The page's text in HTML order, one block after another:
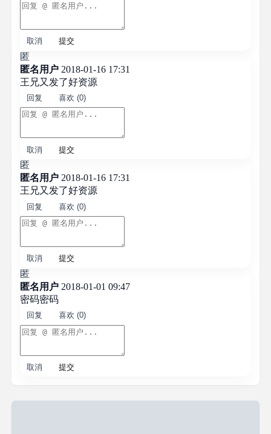
取消 提交
匿
匿名用户 2018-01-16 17:31
王兄又发了好资源
回复 喜欢 (0)
取消 提交
匿
匿名用户 2018-01-16 17:31
王兄又发了好资源
回复 喜欢 (0)
取消 提交
匿
匿名用户 2018-01-01 09:47
密码密码
回复 喜欢 (0)
取消 提交